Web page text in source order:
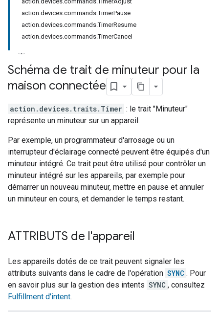
action.devices.commands.TimerPause
action.devices.commands.TimerResume
action.devices.commands.TimerCancel
Schéma de trait de minuteur pour la
maison connectée
action.devices.traits.Timer : le trait "Minuteur"
représente un minuteur sur un appareil.
Par exemple, un programmateur d'arrosage ou un
interrupteur d'éclairage connecté peuvent être équipés d'un
minuteur intégré. Ce trait peut être utilisé pour contrôler un
minuteur intégré sur les appareils, par exemple pour
démarrer un nouveau minuteur, mettre en pause et annuler
un minuteur en cours, et demander le temps restant.
ATTRIBUTS de l'appareil
Les appareils dotés de ce trait peuvent signaler les
attributs suivants dans le cadre de l'opération SYNC . Pour
en savoir plus sur la gestion des intents SYNC , consultez
Fulfillment d'intent.